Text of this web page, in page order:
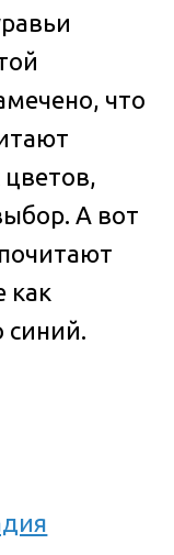
что
А вот
как
синий.